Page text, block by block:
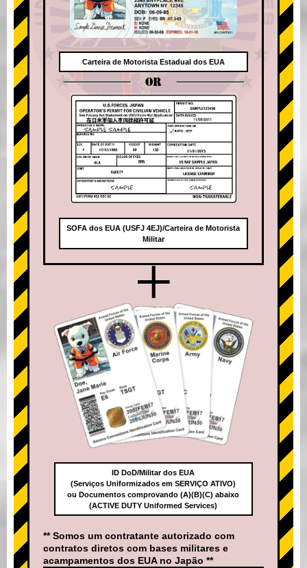
Carteira de Motorista Estadual dos EUA
OR
SOFA dos EUA (USFJ 4EJ)/Carteira de Motorista
Militar
+
ID DoD/Militar dos EUA
(Serviços Uniformizados em SERVIÇO ATIVO)
ou Documentos comprovando (A)(B)(C) abaixo
(ACTIVE DUTY Uniformed Services)
** Somos um contratante autorizado com
contratos diretos com bases militares e
acampamentos dos EUA no Japão **